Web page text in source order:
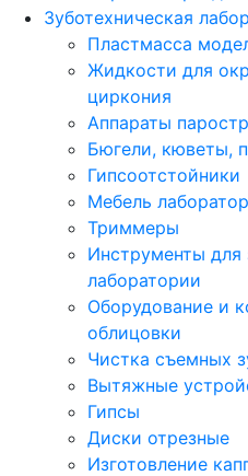
Зуботехническая
Пластмасса
Жидкости для
циркония
Аппараты
Бюгели, кюветы,
Гипсоотстойники
Мебель
Триммеры
Инструменты для
лаборатории
Оборудование и
облицовки
Чистка съемных
Вытяжные
Гипсы
Диски отрезные
Изготовление